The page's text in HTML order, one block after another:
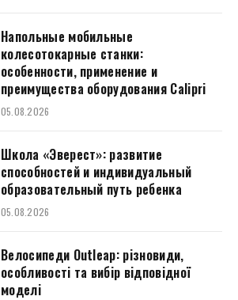
Напольные мобильные
колесотокарные станки:
особенности, применение и
преимущества оборудования Calipri
05.08.2026
Школа «Эверест»: развитие
способностей и индивидуальный
образовательный путь ребенка
05.08.2026
Велосипеди Outleap: різновиди,
особливості та вибір відповідної
моделі